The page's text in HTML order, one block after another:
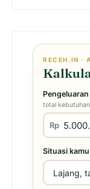
RECEH.IN ·
total
Rp
Situasi